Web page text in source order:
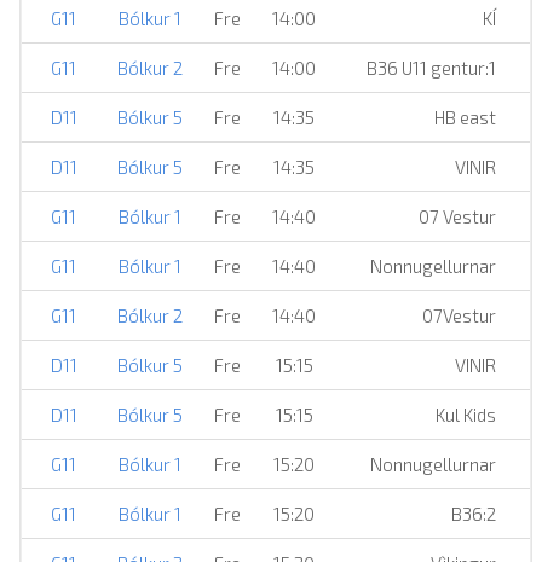
G11 Bólkur 1 Fre 14:00 KÍ
G11 Bólkur 2 Fre 14:00 B36 U11 gentur:1
D11 Bólkur 5 Fre 14:35 HB east
D11 Bólkur 5 Fre 14:35 VINIR
G11 Bólkur 1 Fre 14:40 07 Vestur
G11 Bólkur 1 Fre 14:40 Nonnugellurnar
G11 Bólkur 2 Fre 14:40 07Vestur
D11 Bólkur 5 Fre 15:15 VINIR
D11 Bólkur 5 Fre 15:15 Kul Kids
G11 Bólkur 1 Fre 15:20 Nonnugellurnar
G11 Bólkur 1 Fre 15:20 B36:2